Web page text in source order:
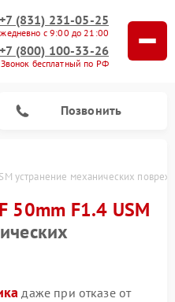
+7 (831) 231-05-25
с 9:00 до 21:00
+7 (800) 100-33-26
Звонок бесплатный по РФ
Позвонить
устранение механических
50mm F1.4 USM
даже при отказе от